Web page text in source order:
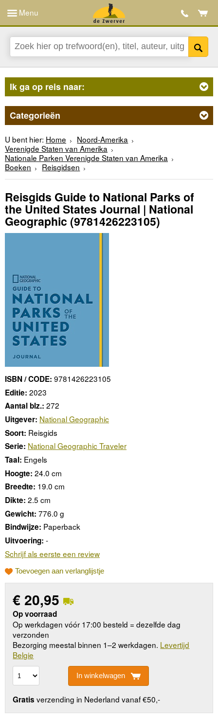
Menu
Ik ga op reis naar:
Categorieën
U bent hier: Home
Noord-Amerika
Verenigde Staten van Amerika
Nationale Parken Verenigde Staten van Amerika
Boeken
Reisgidsen
Reisgids Guide to National Parks of
the United States Journal | National
Geographic (9781426223105)
ISBN / CODE: 9781426223105
Editie: 2023
Aantal blz.: 272
Uitgever: National Geographic
Soort: Reisgids
Serie: National Geographic Traveler
Taal: Engels
Hoogte: 24.0 cm
Breedte: 19.0 cm
Dikte: 2.5 cm
Gewicht: 776.0 g
Bindwijze: Paperback
Uitvoering: -
Schrijf als eerste een review
Toevoegen aan verlanglijstje
€ 20,95
Op voorraad
Op werkdagen vóór 17:00 besteld = dezelfde dag
verzonden
Bezorging meestal binnen 1–2 werkdagen. Levertijd
Belgie
In winkelwagen
Gratis verzending in Nederland vanaf €50,-